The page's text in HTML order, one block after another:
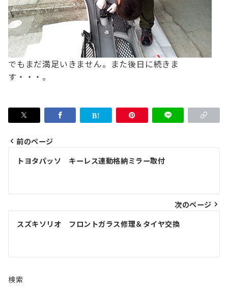
でもまだ満足いきません。 また後日に続きま
す・・・。
ナ
ビ
ゲ
シ
ョ
前のページ
トヨタパッソ キーレス連動格納ミラー取付
次のページ
スズキソリオ フロントガラス修理＆タイヤ交換
検索